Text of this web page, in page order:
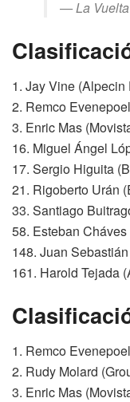
— La
1. Jay Vine
2. Remco
3. Enric Mas
16. Miguel Ángel
17. Sergio Higuita
21. Rigoberto Urán
33. Santiago
58. Esteban
148. Juan
161. Harold Tejada
1. Remco
2. Rudy Molard
3. Enric Mas